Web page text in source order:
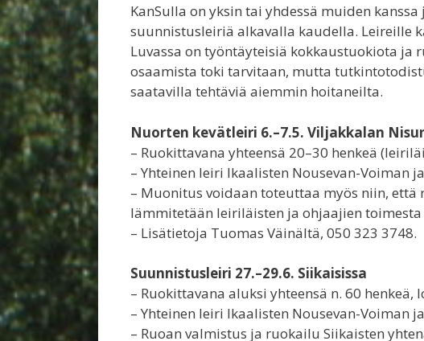
KanSulla on yksin tai yhdessä muiden
suunnistusleiriä alkavalla kaudella. Leireille
Luvassa on työntäyteisiä kokkaustuokiota ja
osaamista toki tarvitaan, mutta
saatavilla tehtäviä aiemmin hoitaneilta.
Nuorten kevätleiri 6.–7.5. Viljakkalan
– Ruokittavana yhteensä 20–30 henkeä
– Yhteinen leiri Ikaalisten Nousevan-Voiman
– Muonitus voidaan toteuttaa myös niin,
lämmitetään leiriläisten ja ohjaajien
– Lisätietoja Tuomas Väinältä, 050 323 3748.
Suunnistusleiri 27.–29.6. Siikaisissa
– Ruokittavana aluksi yhteensä n. 60 henkeä,
– Yhteinen leiri Ikaalisten Nousevan-Voiman
– Ruoan valmistus ja ruokailu Siikaisten